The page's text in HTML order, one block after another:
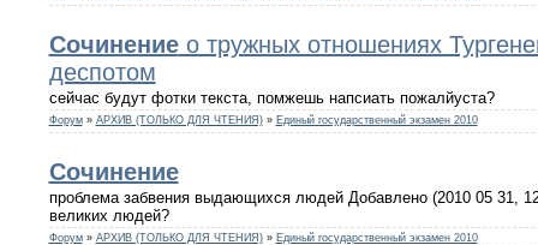
Сочинениео тружных отношениях
деспотом
сейчас будут фотки текста, помжешь напсиать пожалйуста?
Форум » АРХИВ (ТОЛЬКО ДЛЯ ЧТЕНИЯ) » Единый государственный экзамен 2010
Сочинение
проблема забвения выдающихся людей Добавлено (2010 05 31,
великих людей?
Форум » АРХИВ (ТОЛЬКО ДЛЯ ЧТЕНИЯ) » Единый государственный экзамен 2010